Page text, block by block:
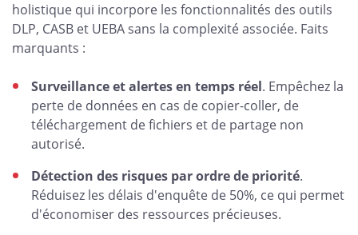
holistique qui incorpore les fonctionnalités des outils
DLP, CASB et UEBA sans la complexité associée. Faits
marquants :
Surveillance et alertes en temps réel. Empêchez la
perte de données en cas de copier-coller, de
téléchargement de fichiers et de partage non
autorisé.
Détection des risques par ordre de priorité.
Réduisez les délais d'enquête de 50%, ce qui permet
d'économiser des ressources précieuses.